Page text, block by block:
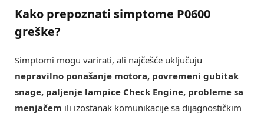
Kako prepoznati simptome P0600
greške?
Simptomi mogu varirati, ali najčešće uključuju
nepravilno ponašanje motora, povremeni gubitak
snage, paljenje lampice Check Engine, probleme sa
menjačem ili izostanak komunikacije sa dijagnostičkim